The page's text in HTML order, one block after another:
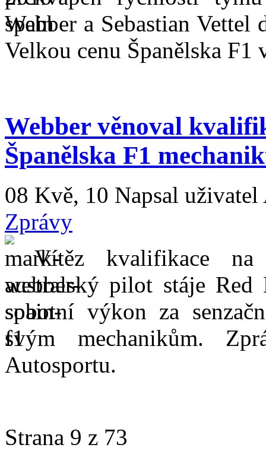
Webber a Sebastian
Velkou cenu Španělska F1
Webber věnoval
Španělska F1
08 Kvě, 10 Napsal
Zprávy
Vítěz kvalifikace na
australský pilot stáje
sobotní výkon za
svým mechanikům.
Autosportu.
Strana 9 z 73